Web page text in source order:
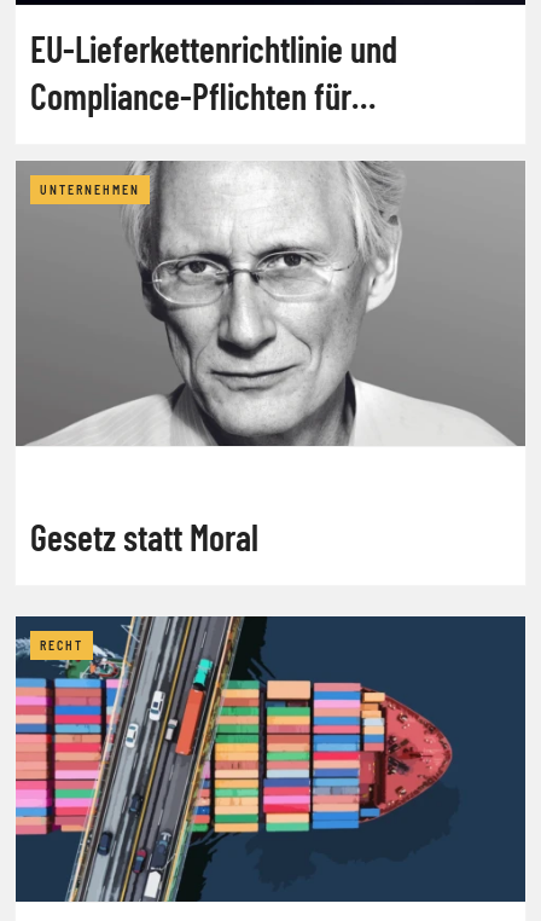
EU-Lieferkettenrichtlinie und
Compliance-Pflichten für
UNTERNEHMEN
Gesetz statt Moral
RECHT